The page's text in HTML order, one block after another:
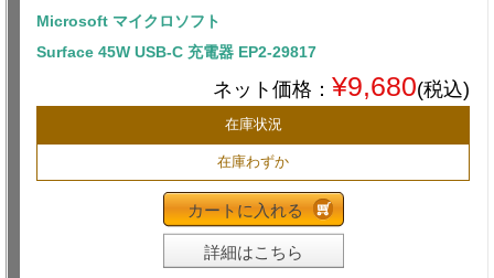
Microsoft マイクロソフト
Surface 45W USB-C 充電器 EP2-29817
ネット価格： ¥9,680(税込)
在庫状況
在庫わずか
カートに入れる
詳細はこちら